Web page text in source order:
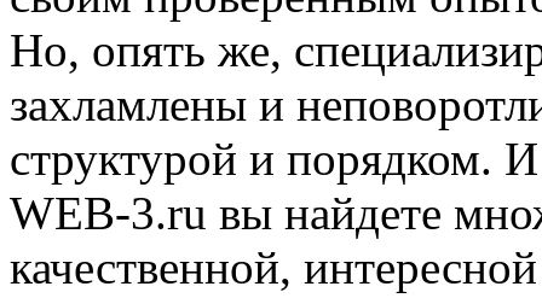
Но, опять же,
захламлены и
структурой и порядком.
WEB-3.ru вы найдете
качественной,